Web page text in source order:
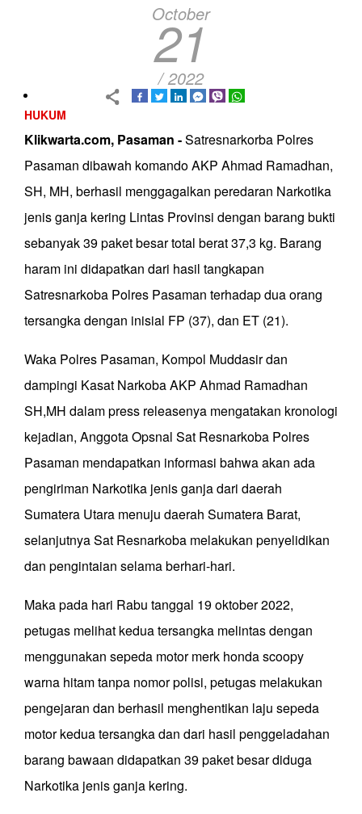
October
21
/ 2022
HUKUM
Klikwarta.com, Pasaman -Satresnarkorba Polres
Pasaman dibawah komando AKP Ahmad Ramadhan,
SH, MH, berhasil menggagalkan peredaran Narkotika
jenis ganja kering Lintas Provinsi dengan barang bukti
sebanyak 39 paket besar total berat 37,3 kg. Barang
haram ini didapatkan dari hasil tangkapan
Satresnarkoba Polres Pasaman terhadap dua orang
tersangka dengan inisial FP (37), dan ET (21).
Waka Polres Pasaman, Kompol Muddasir dan
dampingi Kasat Narkoba AKP Ahmad Ramadhan
SH,MH dalam press releasenya mengatakan kronologi
kejadian, Anggota Opsnal Sat Resnarkoba Polres
Pasaman mendapatkan informasi bahwa akan ada
pengiriman Narkotika jenis ganja dari daerah
Sumatera Utara menuju daerah Sumatera Barat,
selanjutnya Sat Resnarkoba melakukan penyelidikan
dan pengintaian selama berhari-hari.
Maka pada hari Rabu tanggal 19 oktober 2022,
petugas melihat kedua tersangka melintas dengan
menggunakan sepeda motor merk honda scoopy
warna hitam tanpa nomor polisi, petugas melakukan
pengejaran dan berhasil menghentikan laju sepeda
motor kedua tersangka dan dari hasil penggeladahan
barang bawaan didapatkan 39 paket besar diduga
Narkotika jenis ganja kering.